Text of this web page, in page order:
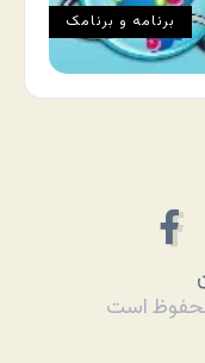
برنامه و برنامک